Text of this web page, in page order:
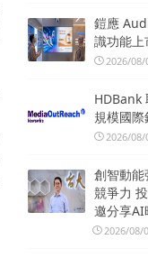
鎧應
識功能上
2026/08/
HDBank
規模國
2026/08/
創智動
競爭力
邀分享AI
2026/08/